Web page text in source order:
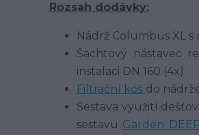
Rozsah dodávky:
Nádrž Columbus XL
Šachtový nástavec
instalaci DN 160 (4x)
Filtrační koš do
Sestava využití
sestavu Garden